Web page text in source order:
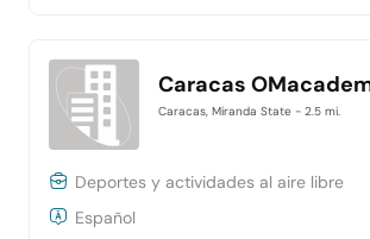
Caracas
Caracas, Miranda State - 2.5 mi.
Deportes y actividades al aire libre
Español